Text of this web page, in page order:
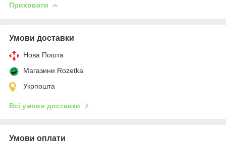
Приховати
Умови доставки
Нова Пошта
Магазини Rozetka
Укрпошта
Всі умови доставки
Умови оплати